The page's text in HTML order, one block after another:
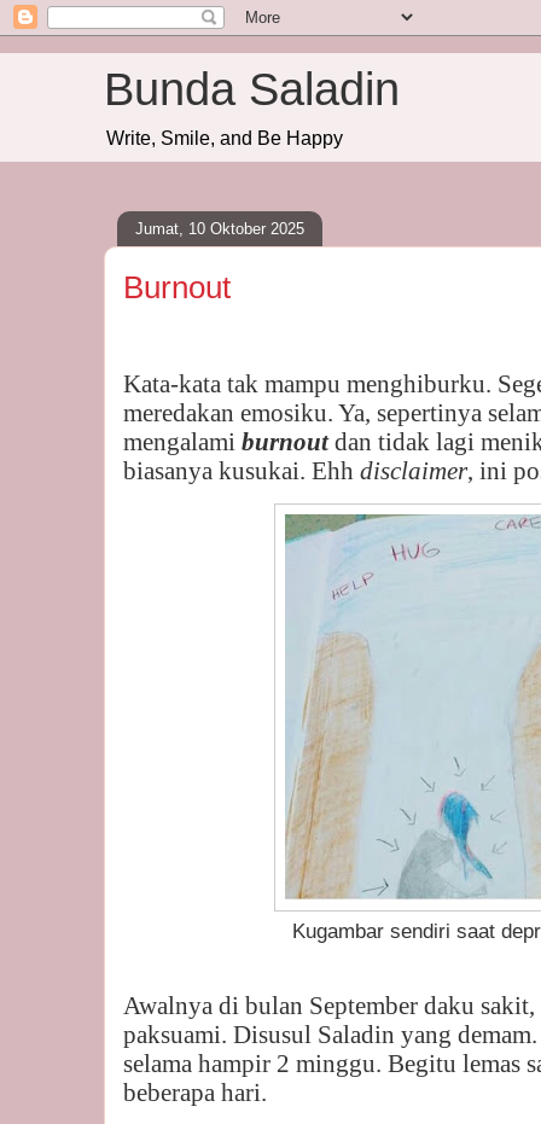
Bunda Saladin
Write, Smile, and Be Happy
Jumat, 10 Oktober 2025
Burnout
Kata-kata tak mampu menghiburku.
meredakan emosiku. Ya, sepertinya
mengalami burnout dan tidak lagi
biasanya kusukai. Ehh disclaimer, ini
Kugambar sendiri saat depresi
Awalnya di bulan September daku
paksuami. Disusul Saladin yang
selama hampir 2 minggu. Begitu lemas
beberapa hari.